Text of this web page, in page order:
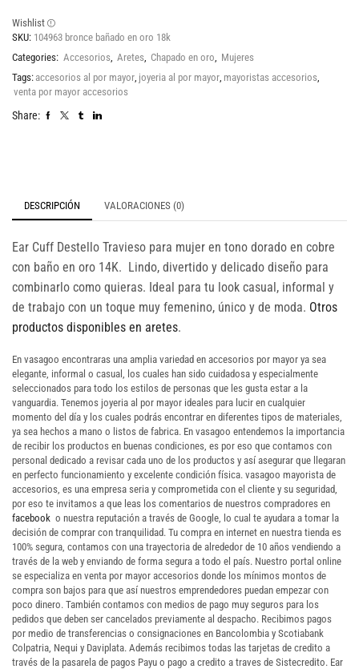
Wishlist
SKU: 104963 bronce bañado en oro 18k
Categories: Accesorios, Aretes, Chapado en oro, Mujeres
Tags: accesorios al por mayor, joyeria al por mayor, mayoristas accesorios,
venta por mayor accesorios
Share:
DESCRIPCIÓN VALORACIONES (0)
Ear Cuff Destello Travieso para mujer en tono dorado en cobre
con baño en oro 14K. Lindo, divertido y delicado diseño para
combinarlo como quieras. Ideal para tu look casual, informal y
de trabajo con un toque muy femenino, único y de moda. Otros
productos disponibles en aretes.
En vasagoo encontraras una amplia variedad en accesorios por mayor ya sea
elegante, informal o casual, los cuales han sido cuidadosa y especialmente
seleccionados para todo los estilos de personas que les gusta estar a la
vanguardia. Tenemos joyeria al por mayor ideales para lucir en cualquier
momento del día y los cuales podrás encontrar en diferentes tipos de materiales,
ya sea hechos a mano o listos de fabrica. En vasagoo entendemos la importancia
de recibir los productos en buenas condiciones, es por eso que contamos con
personal dedicado a revisar cada uno de los productos y así asegurar que llegaran
en perfecto funcionamiento y excelente condición física. vasagoo mayorista de
accesorios, es una empresa seria y comprometida con el cliente y su seguridad,
por eso te invitamos a que leas los comentarios de nuestros compradores en
facebook o nuestra reputación a través de Google, lo cual te ayudara a tomar la
decisión de comprar con tranquilidad. Tu compra en internet en nuestra tienda es
100% segura, contamos con una trayectoria de alrededor de 10 años vendiendo a
través de la web y enviando de forma segura a todo el país. Nuestro portal online
se especializa en venta por mayor accesorios donde los mínimos montos de
compra son bajos para que así nuestros emprendedores puedan empezar con
poco dinero. También contamos con medios de pago muy seguros para los
pedidos que deben ser cancelados previamente al despacho. Recibimos pagos
por medio de transferencias o consignaciones en Bancolombia y Scotiabank
Colpatria, Nequi y Daviplata. Además recibimos todas las tarjetas de credito a
través de la pasarela de pagos Payu o pago a credito a traves de Sistecredito. Ear